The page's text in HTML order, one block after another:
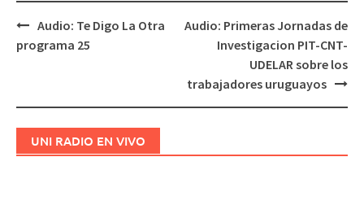
Navegación
de
Audio: Te Digo La Otra
programa 25
Audio: Primeras Jornadas de
Investigacion PIT-CNT-
UDELAR sobre los
trabajadores uruguayos
UNI RADIO EN VIVO